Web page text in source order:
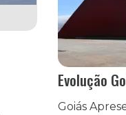
Evolução
Goiás